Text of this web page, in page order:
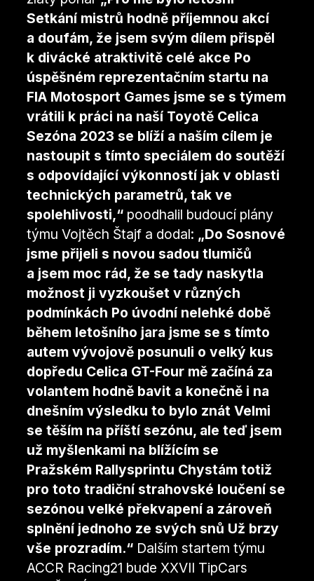
Setkání mistrů hodně příjemnou akcí
a doufám, že jsem svým dílem přispěl
k divácké atraktivitě celé akce Po
úspěšném reprezentačním startu na
FIA Motosport Games jsme se s týmem
vrátili k práci na naší Toyotě Celica
Sezóna 2023 se blíží a naším cílem je
nastoupit s tímto speciálem do soutěží
s odpovídající výkonností jak v oblasti
technických parametrů, tak ve
spolehlivosti,“ poodhalil budoucí plány
týmu Vojtěch Štajf a dodal: „Do Sosnové
jsme přijeli s novou sadou tlumičů
a jsem moc rád, že se tady naskytla
možnost ji vyzkoušet v různých
podmínkách Po úvodní nelehké době
během letošního jara jsme se s tímto
autem vývojově posunuli o velký kus
dopředu Celica GT-Four mě začíná za
volantem hodně bavit a konečně i na
dnešním výsledku to bylo znát Velmi
se těším na příští sezónu, ale teď jsem
už myšlenkami na blížícím se
Pražském Rallysprintu Chystám totiž
pro toto tradiční strahovské loučení se
sezónou velké překvapení a zároveň
splnění jednoho ze svých snů Už brzy
vše prozradím.“ Dalším startem týmu
ACCR Racing21 bude XXVII TipCars